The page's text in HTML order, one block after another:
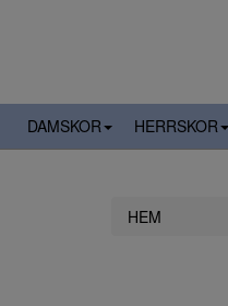
DAMSKOR HERRSKOR
HEM